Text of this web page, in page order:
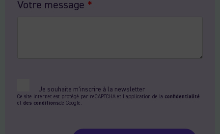
Votre message *
Je souhaite m’inscrire à la newsletter
Ce site internet est protégé par reCAPTCHA et l’application de la confidentialité
et des conditionsde Google.